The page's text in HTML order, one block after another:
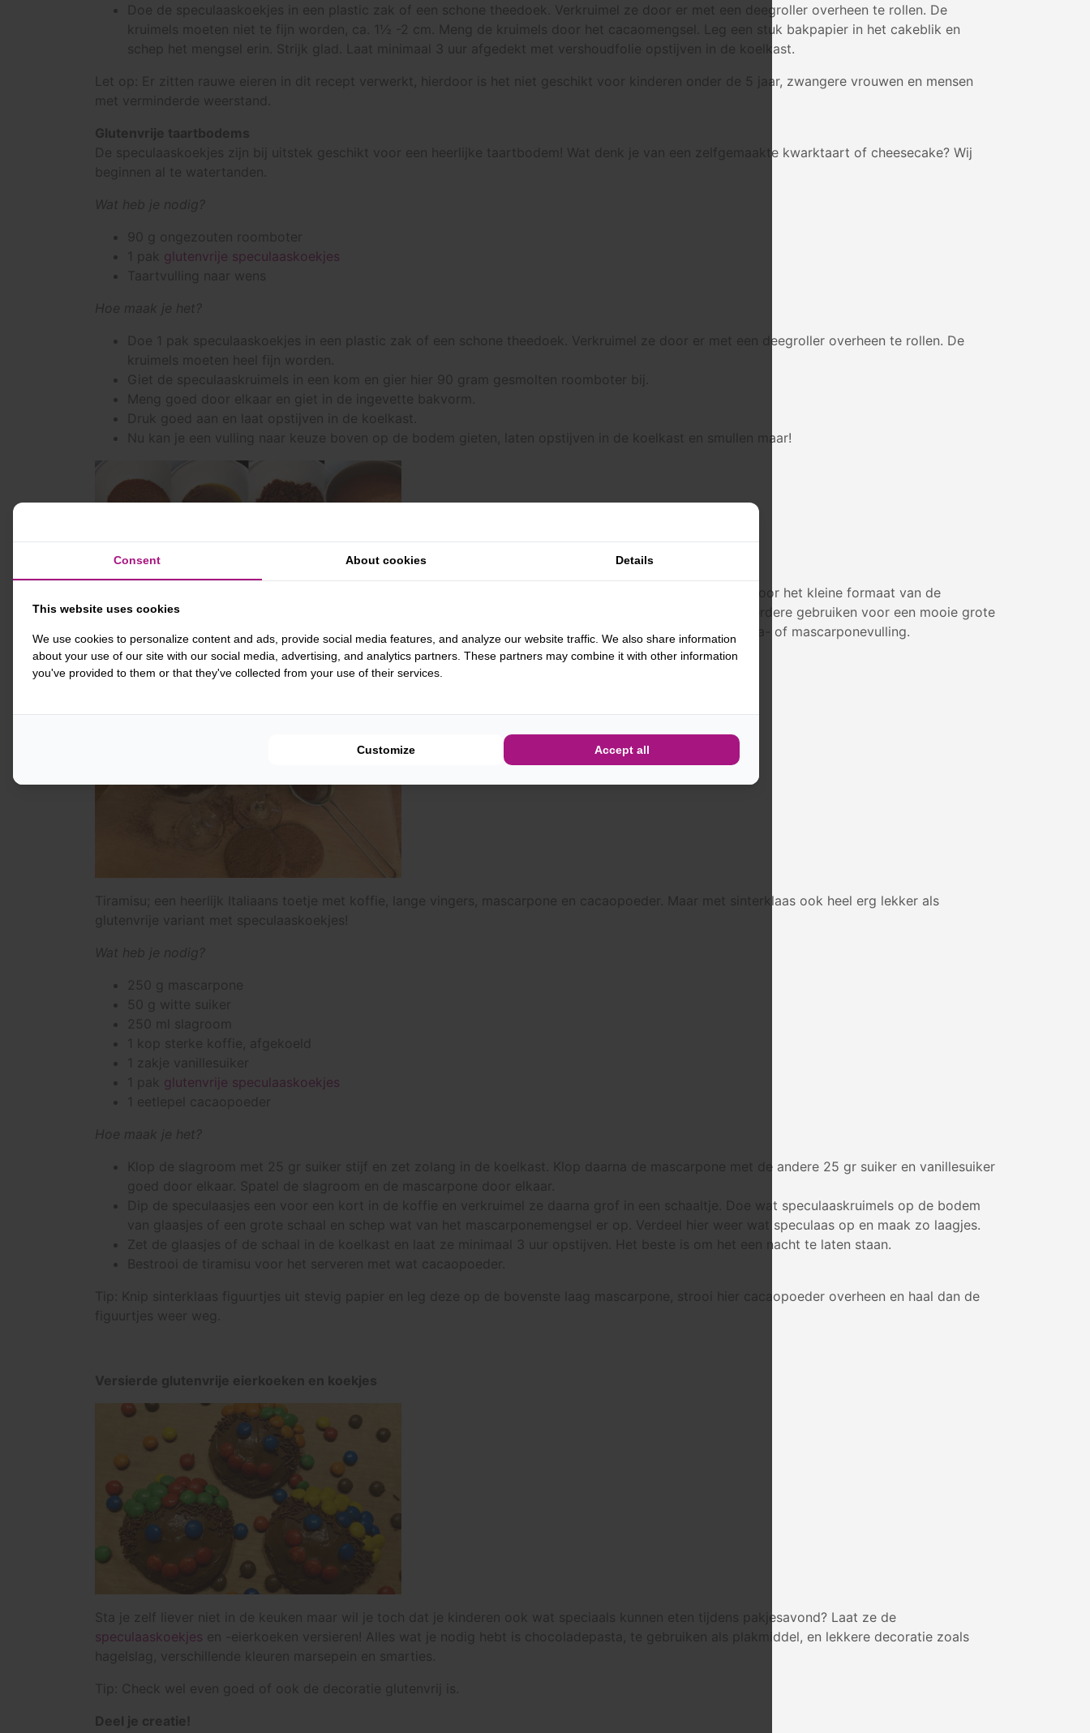
Doe de speculaaskoekjes in een plastic zak of een schone theedoek. Verkruimel ze door er met een deegroller overheen te rollen. De
kruimels moeten niet te fijn worden, ca. 1½ -2 cm. Meng de kruimels door het cacaomengsel. Leg een stuk bakpapier in het cakeblik en
schep het mengsel erin. Strijk glad. Laat minimaal 3 uur afgedekt met vershoudfolie opstijven in de koelkast.
Let op: Er zitten rauwe eieren in dit recept verwerkt, hierdoor is het niet geschikt voor kinderen onder de 5 jaar, zwangere vrouwen en mensen
met verminderde weerstand.
Glutenvrije taartbodems
De speculaaskoekjes zijn bij uitstek geschikt voor een heerlijke taartbodem! Wat denk je van een zelfgemaakte kwarktaart of cheesecake? Wij
beginnen al te watertanden.
Wat heb je nodig?
90 g ongezouten roomboter
1 pak glutenvrije speculaaskoekjes
Taartvulling naar wens
Hoe maak je het?
Doe 1 pak speculaaskoekjes in een plastic zak of een schone theedoek. Verkruimel ze door er met een deegroller overheen te rollen. De
kruimels moeten heel fijn worden.
Giet de speculaaskruimels in een kom en gier hier 90 gram gesmolten roomboter bij.
Meng goed door elkaar en giet in de ingevette bakvorm.
Druk goed aan en laat opstijven in de koelkast.
Nu kan je een vulling naar keuze boven op de bodem gieten, laten opstijven in de koelkast en smullen maar!
Tip: Bewaar wat kruimels om te decoreren op de bovenkant van de taart!
Ook van de speculaaseierkoeken kan je een lekkere taart maken! Gebruik ze als cake laagjes in een taart. Door het kleine formaat van de
speculaaseierkoeken kan je er goed een éénpersoons gebakje van maken, maar natuurlijk kan je er ook meerdere gebruiken voor een mooie grote
taart. Maak een simpele vulling van alleen slagroom, of ga helemaal los met bijvoorbeeld chocolade-, mokka- of mascarponevulling.
Glutenvrije tiramisu met speculaas
Tiramisu; een heerlijk Italiaans toetje met koffie, lange vingers, mascarpone en cacaopoeder. Maar met sinterklaas ook heel erg lekker als
glutenvrije variant met speculaaskoekjes!
Wat heb je nodig?
250 g mascarpone
50 g witte suiker
250 ml slagroom
1 kop sterke koffie, afgekoeld
1 zakje vanillesuiker
1 pak glutenvrije speculaaskoekjes
1 eetlepel cacaopoeder
Hoe maak je het?
Klop de slagroom met 25 gr suiker stijf en zet zolang in de koelkast. Klop daarna de mascarpone met de andere 25 gr suiker en vanillesuiker
goed door elkaar. Spatel de slagroom en de mascarpone door elkaar.
Dip de speculaasjes een voor een kort in de koffie en verkruimel ze daarna grof in een schaaltje. Doe wat speculaaskruimels op de bodem
van glaasjes of een grote schaal en schep wat van het mascarponemengsel er op. Verdeel hier weer wat speculaas op en maak zo laagjes.
Zet de glaasjes of de schaal in de koelkast en laat ze minimaal 3 uur opstijven. Het beste is om het een nacht te laten staan.
Bestrooi de tiramisu voor het serveren met wat cacaopoeder.
Tip: Knip sinterklaas figuurtjes uit stevig papier en leg deze op de bovenste laag mascarpone, strooi hier cacaopoeder overheen en haal dan de
figuurtjes weer weg.
Versierde glutenvrije eierkoeken en koekjes
Sta je zelf liever niet in de keuken maar wil je toch dat je kinderen ook wat speciaals kunnen eten tijdens pakjesavond? Laat ze de
speculaaskoekjes en -eierkoeken versieren! Alles wat je nodig hebt is chocoladepasta, te gebruiken als plakmiddel, en lekkere decoratie zoals
hagelslag, verschillende kleuren marsepein en smarties.
Tip: Check wel even goed of ook de decoratie glutenvrij is.
Deel je creatie!
Consent About cookies Details
This website uses cookies
We use cookies to personalize content and ads, provide social media features, and analyze our website traffic. We also share information
about your use of our site with our social media, advertising, and analytics partners. These partners may combine it with other information
you've provided to them or that they've collected from your use of their services.
Customize Accept all